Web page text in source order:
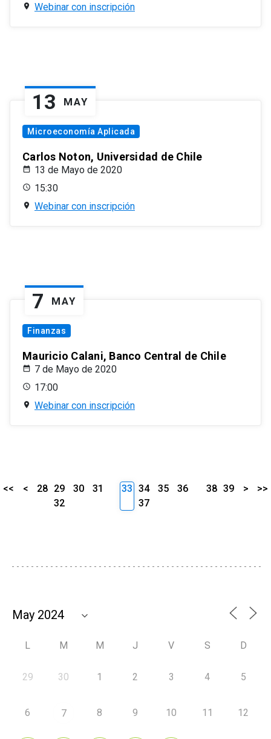
Webinar con inscripción
13 MAY
Microeconomía Aplicada
Carlos Noton, Universidad de Chile
13 de Mayo de 2020
15:30
Webinar con inscripción
7 MAY
Finanzas
Mauricio Calani, Banco Central de Chile
7 de Mayo de 2020
17:00
Webinar con inscripción
<< < 28 29 30
31
32
33 34 35
36
37
38 39 > >>
L M M J V S D
29 30 1 2 3 4 5
6 7 8 9 10 11 12